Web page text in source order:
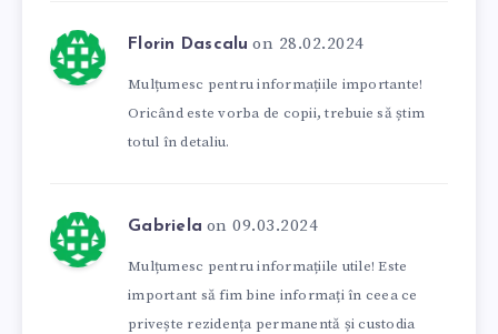
Florin Dascalu on 28.02.2024
Mulțumesc pentru informațiile importante!
Oricând este vorba de copii, trebuie să știm
totul în detaliu.
Gabriela on 09.03.2024
Mulțumesc pentru informațiile utile! Este
important să fim bine informați în ceea ce
privește rezidența permanentă și custodia